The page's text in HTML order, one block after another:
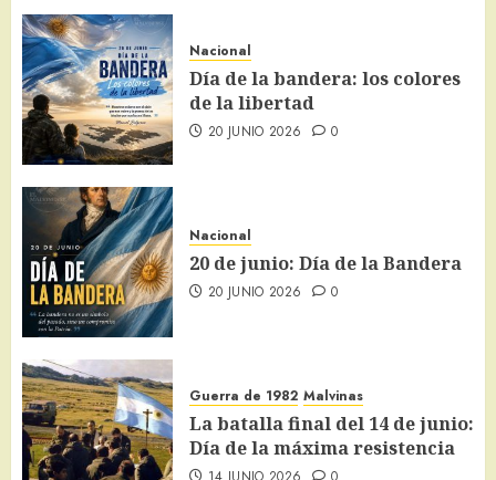
Nacional
Día de la bandera: los colores
de la libertad
20 JUNIO 2026 0
Nacional
20 de junio: Día de la Bandera
20 JUNIO 2026 0
Guerra de 1982 Malvinas
La batalla final del 14 de junio:
Día de la máxima resistencia